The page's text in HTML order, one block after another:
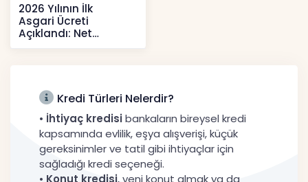
2026 Yılının İlk
Asgari Ücreti
Açıklandı: Net
52.738 TL, Ek Destek
Kredi Türleri Nelerdir?
• İhtiyaç kredisibankaların bireysel kredi
kapsamında evlilik, eşya alışverişi, küçük
gereksinimler ve tatil gibi ihtiyaçlar için
sağladığı kredi seçeneği.
• Konut kredisi, yeni konut almak ya da